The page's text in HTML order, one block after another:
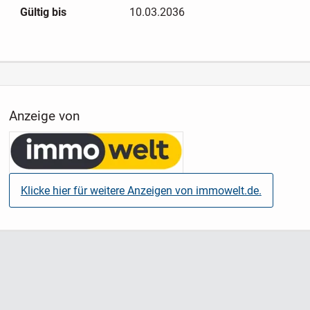
Gültig bis 10.03.2036
Anzeige von
Klicke hier für weitere Anzeigen von immowelt.de.